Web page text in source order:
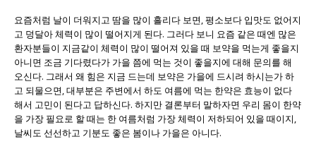
요즘처럼 날이 더워지고 땀을 많이 흘리다 보면, 평소보다 입맛도 없어지
고 덩달아 체력이 많이 떨어지게 된다. 그러다 보니 요즘 같은 때엔 많은
환자분들이 지금같이 체력이 많이 떨어져 있을 때 보약을 먹는게 좋을지
아니면 조금 기다렸다가 가을 쯤에 먹는 것이 좋을지에 대해 문의를 해
오신다. 그래서 왜 힘은 지금 드는데 보약은 가을에 드시려 하시는가 하
고 되물으면, 대부분은 주변에서 하도 여름에 먹는 한약은 효능이 없다
해서 고민이 된다고 답하신다. 하지만 결론부터 말하자면 우리 몸이 한약
을 가장 필요로 할 때는 한 여름처럼 가장 체력이 저하되어 있을 때이지,
날씨도 선선하고 기분도 좋은 봄이나 가을은 아니다.